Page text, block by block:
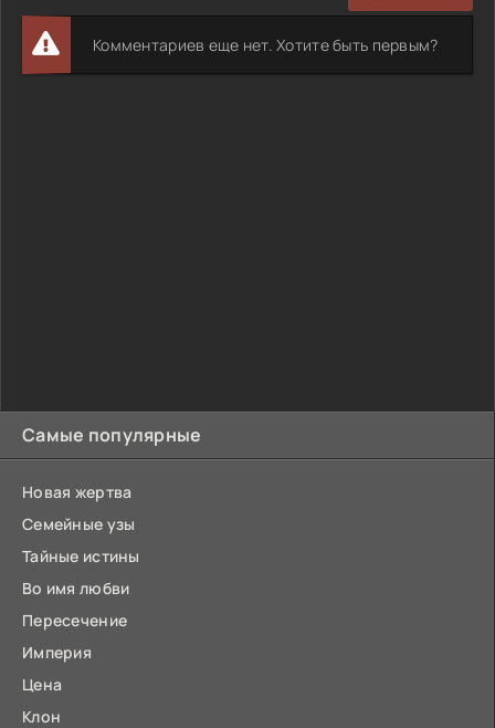
Самые популярные
Новая жертва
Семейные узы
Тайные истины
Во имя любви
Пересечение
Империя
Цена
Клон
Комментариев еще нет. Хотите быть первым?